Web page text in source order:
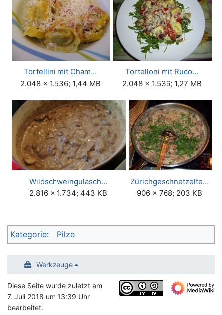
Tortellini mit Cham…
2.048 × 1.536; 1,44 MB
Tortelloni mit Ruco…
2.048 × 1.536; 1,27 MB
Wildschweingulasch…
2.816 × 1.734; 443 KB
Zürichgeschnetzelte…
906 × 768; 203 KB
Kategorie: Pilze
Werkzeuge
Diese Seite wurde zuletzt am
7. Juli 2018 um 13:39 Uhr
bearbeitet.